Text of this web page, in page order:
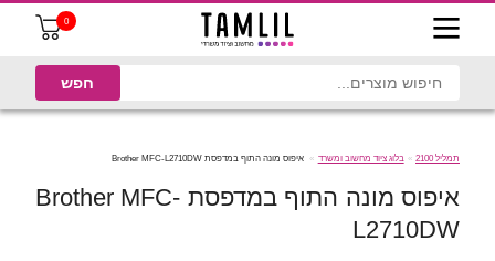
0
תמליל 2100 בלוג ציוד מחשוב ומשרד איפוס מונה התוף במדפסת Brother MFC-L2710DW
איפוס מונה התוף במדפסת Brother MFC-
L2710DW